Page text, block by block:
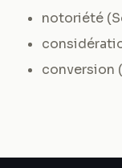
notoriété
conversion